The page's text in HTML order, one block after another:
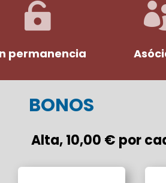

permanencia
BONOS
Alta, 10,00 € por